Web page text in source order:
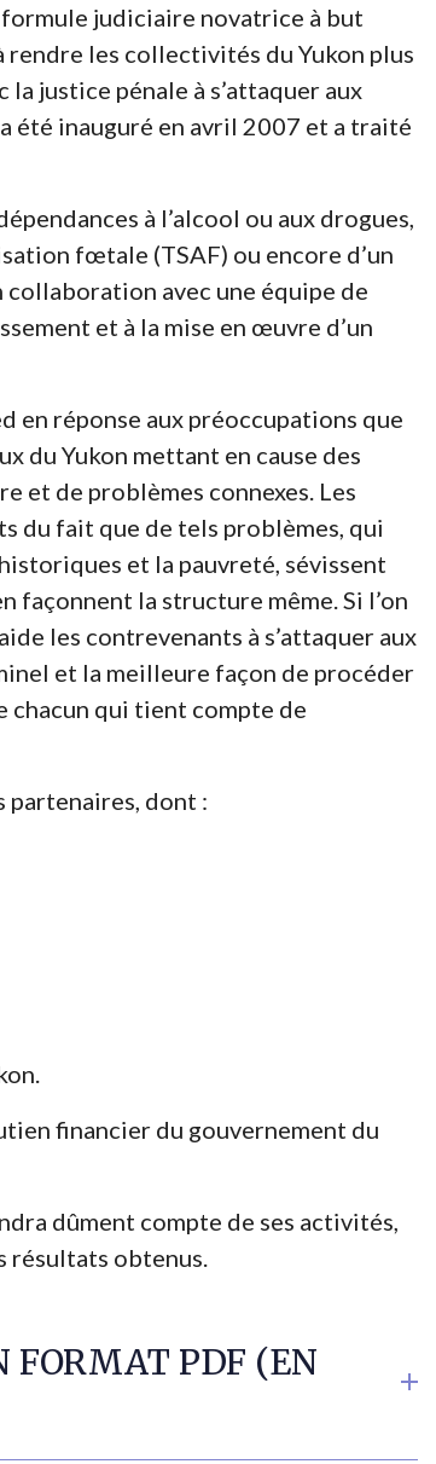
judiciaire novatrice à but
les collectivités du Yukon plus
la justice pénale à s’attaquer aux
été inauguré en avril 2007 et a traité
à l’alcool ou aux drogues,
fœtale (TSAF) ou encore d’un
avec une équipe de
et à la mise en œuvre d’un
en réponse aux préoccupations que
du Yukon mettant en cause des
et de problèmes connexes. Les
du fait que de tels problèmes, qui
et la pauvreté, sévissent
façonnent la structure même. Si l’on
les contrevenants à s’attaquer aux
et la meilleure façon de procéder
chacun qui tient compte de
partenaires, dont :
financier du gouvernement du
dûment compte de ses activités,
résultats obtenus.
PDF (EN